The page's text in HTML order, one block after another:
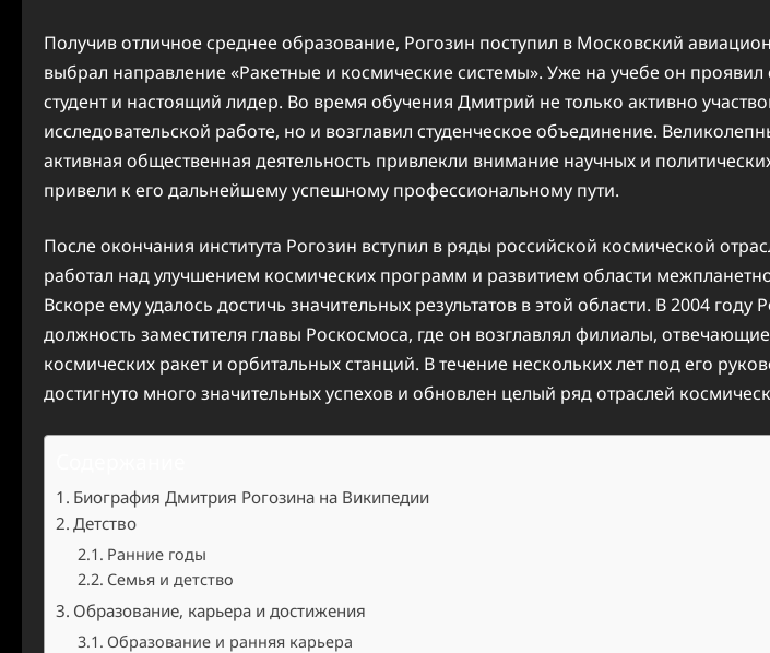
Получив отличное среднее образование, Рогозин поступил в Московский
выбрал направление «Ракетные и космические системы». Уже на учебе он проявил
студент и настоящий лидер. Во время обучения Дмитрий не только активно
исследовательской работе, но и возглавил студенческое объединение.
активная общественная деятельность привлекли внимание научных и
привели к его дальнейшему успешному профессиональному пути.
После окончания института Рогозин вступил в ряды российской космической
работал над улучшением космических программ и развитием области
Вскоре ему удалось достичь значительных результатов в этой области. В 2004 году
должность заместителя главы Роскосмоса, где он возглавлял филиалы,
космических ракет и орбитальных станций. В течение нескольких лет под его
достигнуто много значительных успехов и обновлен целый ряд отраслей
Биография Дмитрия Рогозина на Википедии
Детство
Ранние годы
Семья и детство
Образование, карьера и достижения
Образование и ранняя карьера